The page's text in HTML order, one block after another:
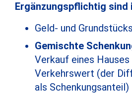
Ergänzungspflichtig sind
Geld- und
Gemischte
Verkauf eines
Verkehrswert (der
als Schenkungsanteil)